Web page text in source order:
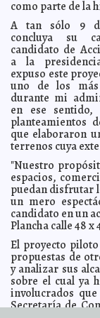
Empresarial A7
2012-06-20 09:27:06
Izquierdo
2012-06-20 08:25:42 G20
2012-06-20 08:22:09 Se
A7
2012-06-20 08:20:02
2012-06-20 08:17:58
2012-06-20 08:15:27 Los
2012-06-20 08:13:06
Brown: Bertone A7
2012-06-20 08:10:55
2012-06-20 08:05:35
2012-06-20 08:03:47
2012-06-20 08:01:07
2012-06-20 07:58:23 En el
los jóvenes A7
2012-06-20 07:56:12
2012-06-19 13:44:29 No
promotor de las
como parte de la
A tan sólo 9
concluya su
candidato de
a la
expuso este
uno de los más
durante mi
en ese sentido,
planteamientos
que elaboraron
terrenos cuya
"Nuestro
espacios,
puedan disfrutar
un mero
candidato en un
Plancha calle 48 x
El proyecto
propuestas de
y analizar sus
sobre el cual ya
involucrados
Secretaría de